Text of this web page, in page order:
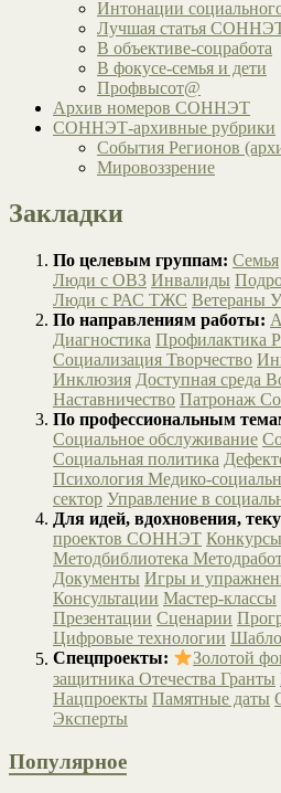
Интонации
Лучшая статья
В объективе-соцработа
В фокусе-семья и дети
Профвысот@
Архив номеров СОННЭТ
СОННЭТ-архивные рубрики
События Регионов
Мировоззрение
Закладки
По целевым группам: Семья
Люди с ОВЗ Инвалиды
Люди с РАС ТЖС Ветераны
По направлениям работы:
Диагностика Профилактика
Социализация Творчество
Инклюзия Доступная среда
Наставничество Патронаж
По профессиональным
Социальное обслуживание
Социальная политика
Психология Медико-
сектор Управление в
Для идей, вдохновения,
проектов СОННЭТ Конкурсы
Методбиблиотека
Документы Игры и
Консультации Мастер-классы
Презентации Сценарии
Цифровые технологии
Спецпроекты:
Золотой
защитника Отечества Гранты
Нацпроекты Памятные даты
Эксперты
Популярное